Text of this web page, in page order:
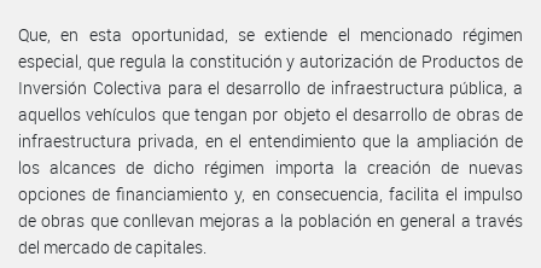
Que, en esta oportunidad, se extiende el mencionado régimen
especial, que regula la constitución y autorización de Productos de
Inversión Colectiva para el desarrollo de infraestructura pública, a
aquellos vehículos que tengan por objeto el desarrollo de obras de
infraestructura privada, en el entendimiento que la ampliación de
los alcances de dicho régimen importa la creación de nuevas
opciones de financiamiento y, en consecuencia, facilita el impulso
de obras que conllevan mejoras a la población en general a través
del mercado de capitales.